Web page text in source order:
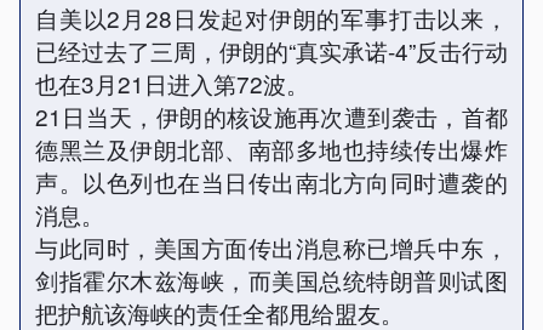
自美以2月28日发起对伊朗的军事打击以来，
已经过去了三周，伊朗的“真实承诺-4”反击行动
也在3月21日进入第72波。
21日当天，伊朗的核设施再次遭到袭击，首都
德黑兰及伊朗北部、南部多地也持续传出爆炸
声。以色列也在当日传出南北方向同时遭袭的
消息。
与此同时，美国方面传出消息称已增兵中东，
剑指霍尔木兹海峡，而美国总统特朗普则试图
把护航该海峡的责任全都甩给盟友。